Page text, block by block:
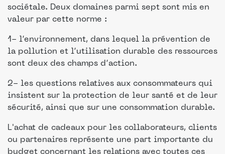
sociétale. Deux domaines parmi sept sont mis en
valeur par cette norme :
1- l’environnement, dans lequel la prévention de
la pollution et l’utilisation durable des ressources
sont deux des champs d’action.
2- les questions relatives aux consommateurs qui
insistent sur la protection de leur santé et de leur
sécurité, ainsi que sur une consommation durable.
L'achat de cadeaux pour les collaborateurs, clients
ou partenaires représente une part importante du
budget concernant les relations avec toutes ces